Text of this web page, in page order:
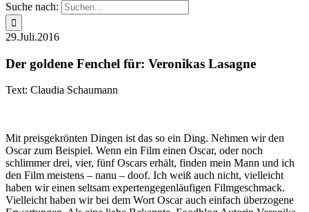
Suche nach:
29.Juli.2016
Der goldene Fenchel für: Veronikas Lasagne
Text: Claudia Schaumann
Mit preisgekrönten Dingen ist das so ein Ding. Nehmen wir den
Oscar zum Beispiel. Wenn ein Film einen Oscar, oder noch
schlimmer drei, vier, fünf Oscars erhält, finden mein Mann und ich
den Film meistens – nanu – doof. Ich weiß auch nicht, vielleicht
haben wir einen seltsam expertengegenläufigen Filmgeschmack.
Vielleicht haben wir bei dem Wort Oscar auch einfach überzogene